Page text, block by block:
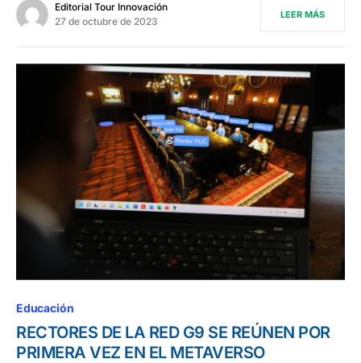
Editorial Tour Innovación
27 de octubre de 2023
LEER MÁS
Educación
RECTORES DE LA RED G9 SE REÚNEN POR
PRIMERA VEZ EN EL METAVERSO